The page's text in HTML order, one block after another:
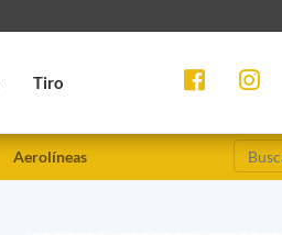
Tiro
Aerolíneas